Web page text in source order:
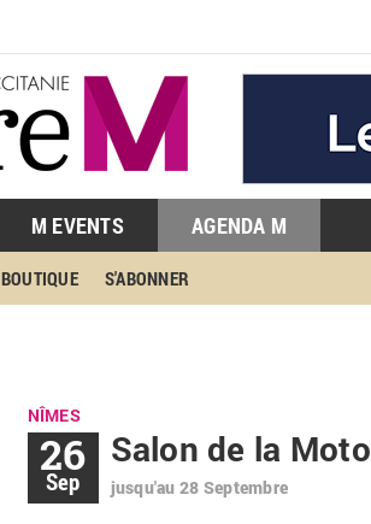
M EVENTS AGENDA M
BOUTIQUE S'ABONNER
NÎMES
26
Sep
Salon de la Moto
jusqu'au 28 Septembre